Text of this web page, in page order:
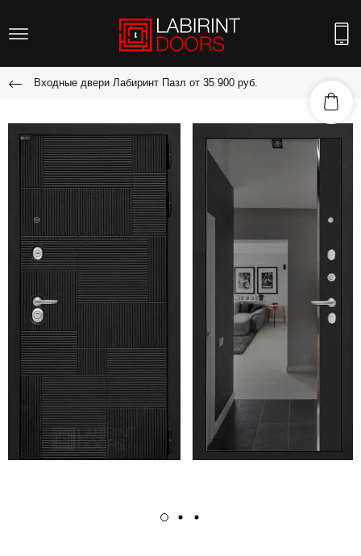
Входные двери Лабиринт Пазл от 35 900 руб.